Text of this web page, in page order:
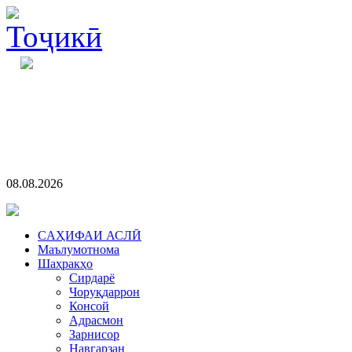
08.08.2026
CАҲИФАИ АСЛӢ
Маълумотнома
Шаҳракҳо
Сирдарё
Чоруқдаррон
Консой
Адрасмон
Зарнисор
Навгарзан